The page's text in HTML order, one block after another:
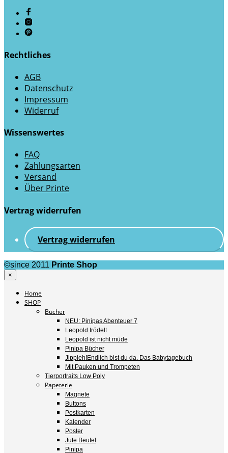
Rechtliches
AGB
Datenschutz
Impressum
Widerruf
Wissenswertes
FAQ
Zahlungsarten
Versand
Über Printe
Vertrag widerrufen
Vertrag widerrufen
©since 2011 Printe Shop
×
Home
SHOP
Bücher
NEU: Pinipas Abenteuer 7
Leopold trödelt
Leopold ist nicht müde
Pinipa Bücher
Jippieh!Endlich bist du da. Das Babytagebuch
Mit Pauken und Trompeten
Tierportraits Low Poly
Papeterie
Magnete
Buttons
Postkarten
Kalender
Poster
Jute Beutel
Pinipa